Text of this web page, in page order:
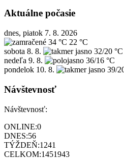
Aktuálne počasie
dnes, piatok 7. 8. 2026
34 °C 22 °C
sobota 8. 8.
32/20 °C
nedeľa 9. 8.
36/16 °C
pondelok 10. 8. 39/
Návštevnosť
Návštevnosť:
ONLINE:0
DNES:56
TÝŽDEŇ:1241
CELKOM:1451943